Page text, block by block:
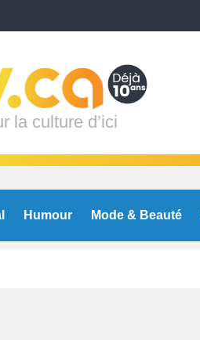
la culture d’ici
Humour Mode & Beauté